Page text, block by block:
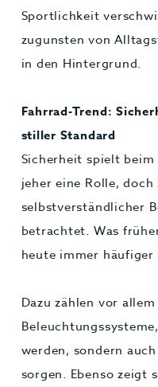
Sportlichkeit
zugunsten von
in den Hintergrund.
Fahrrad-Trend:
stiller Standard
Sicherheit spielt
jeher eine Rolle,
selbstverständlicher
betrachtet. Was
heute immer
Dazu zählen vor
werden, sondern
sorgen. Ebenso zeigt